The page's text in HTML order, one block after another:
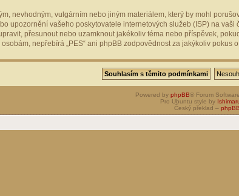
nevhodným, vulgárním nebo jiným materiálem, který by mohl
upozornění vašeho poskytovatele internetových služeb (ISP) na
přesunout nebo uzamknout jakékoliv téma nebo příspěvek,
nepřebírá „PES“ ani phpBB zodpovědnost za jakýkoliv pokus
Powered by phpBB® Forum
Pro Ubuntu style by
Český překlad –